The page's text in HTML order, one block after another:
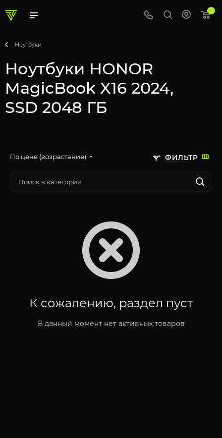
0
Ноутбуки
Ноутбуки HONOR
MagicBook X16 2024,
SSD 2048 ГБ
ФИЛЬТР
По цене (возрастание)
К сожалению, раздел пуст
В данный момент нет активных товаров